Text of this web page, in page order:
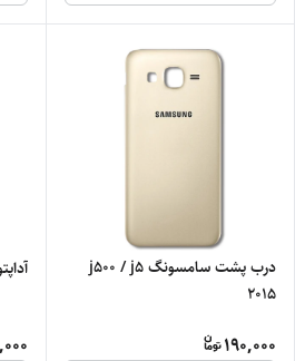
درب پشت سامسونگ j500 / j5
2015
190,000
آداپتور 25 وات